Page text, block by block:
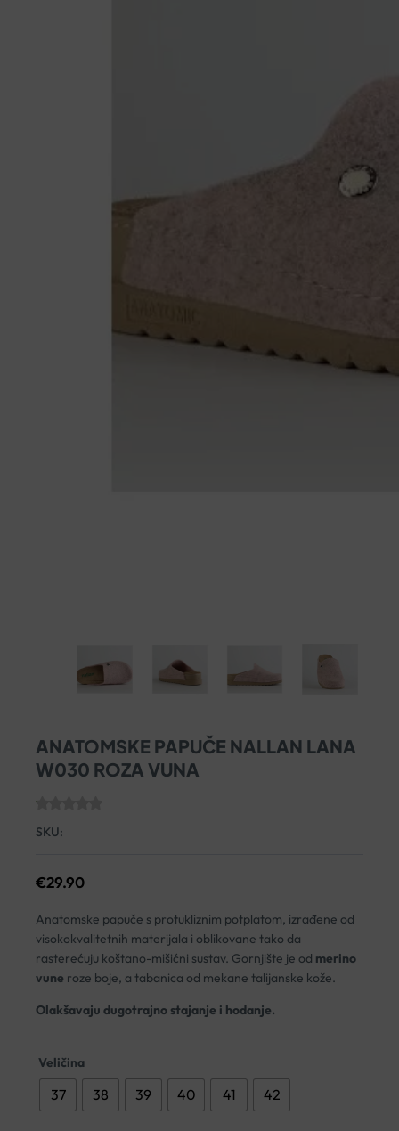
ANATOMSKE PAPUČE NALLAN LANA
W030 ROZA VUNA
SKU:
€29.90
Anatomske papuče s protukliznim potplatom, izrađene od
visokokvalitetnih materijala i oblikovane tako da
rasterećuju koštano-mišićni sustav. Gornjište je od merino
vune roze boje, a tabanica od mekane talijanske kože.
Olakšavaju dugotrajno stajanje i hodanje.
Veličina
37 38 39 40 41 42